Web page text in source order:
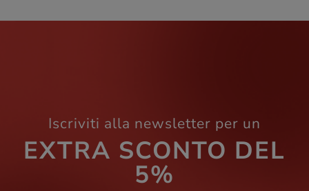
Iscriviti alla newsletter per un
EXTRA SCONTO DEL
5%